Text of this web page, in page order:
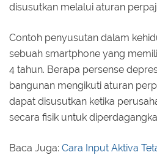
disusutkan melalui aturan
Contoh penyusutan dalam
sebuah smartphone yang
4 tahun. Berapa persense
bangunan mengikuti aturan
dapat disusutkan ketika
secara fisik untuk
Baca Juga: Cara Input Aktiva